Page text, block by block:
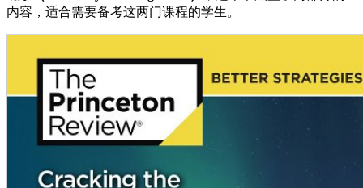
内容，适合需要备考这两门课程的学生。